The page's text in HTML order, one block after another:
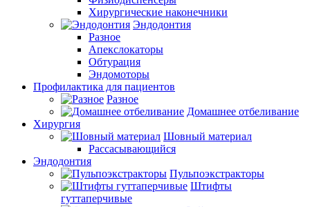
Хирургические наконечники
Эндодонтия
Разное
Апекслокаторы
Обтурация
Эндомоторы
Профилактика для пациентов
Разное
Домашнее отбеливание
Хирургия
Шовный материал
Рассасывающийся
Эндодонтия
Пульпоэкстракторы
Штифты
гуттаперчивые